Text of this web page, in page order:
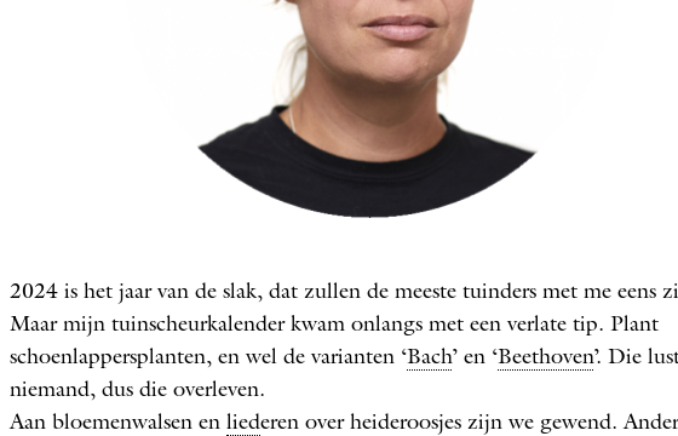
FOTO: MILAGRO ELSTAK
2024 is het jaar van de slak, dat zullen de meeste tuinders met me eens
Maar mijn tuinscheurkalender kwam onlangs met een verlate tip. Plant
schoenlappersplanten, en wel de varianten ‘Bach’ en ‘Beethoven’. Die
niemand, dus die overleven.
Aan bloemenwalsen en liederen over heideroosjes zijn we gewend.